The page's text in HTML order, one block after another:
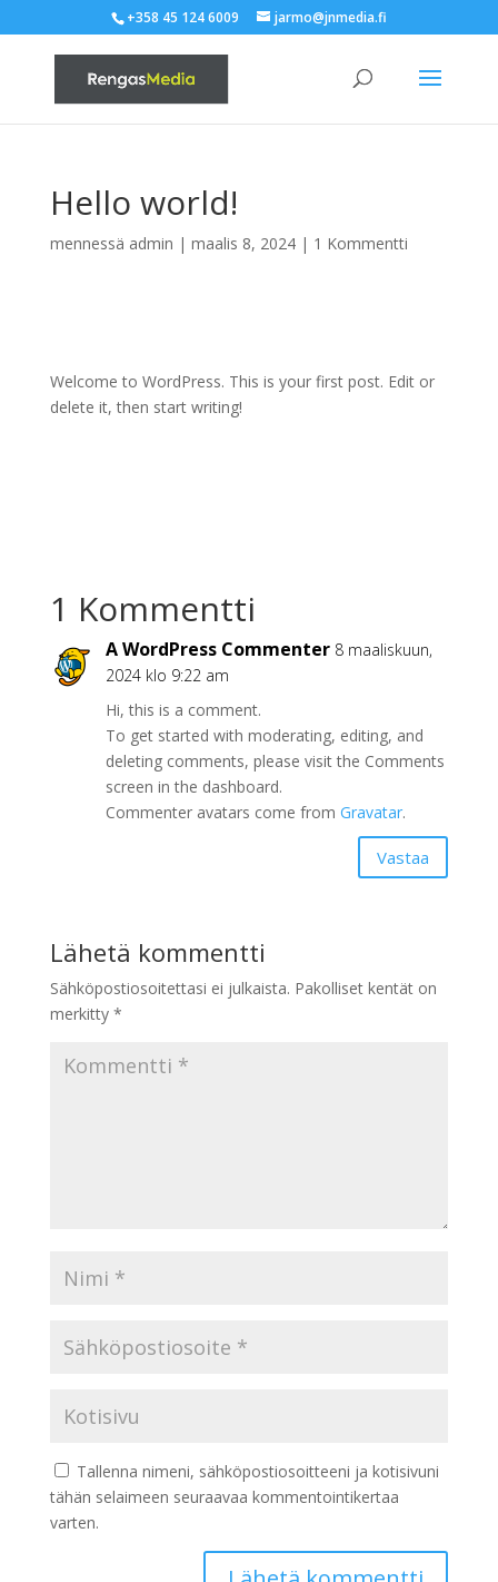
+358 45 124 6009 jarmo@jnmedia.fi
Hello world!
mennessä admin | maalis 8, 2024| 1 Kommentti
Welcome to WordPress. This is your first post. Edit or
delete it, then start writing!
1 Kommentti
A WordPress Commenter 8 maaliskuun,
2024 klo 9:22 am
Hi, this is a comment.
To get started with moderating, editing, and
deleting comments, please visit the Comments
screen in the dashboard.
Commenter avatars come from Gravatar.
Vastaa
Lähetä kommentti
Sähköpostiosoitettasi ei julkaista. Pakolliset kentät on
merkitty *
Tallenna nimeni, sähköpostiosoitteeni ja kotisivuni
tähän selaimeen seuraavaa kommentointikertaa
varten.